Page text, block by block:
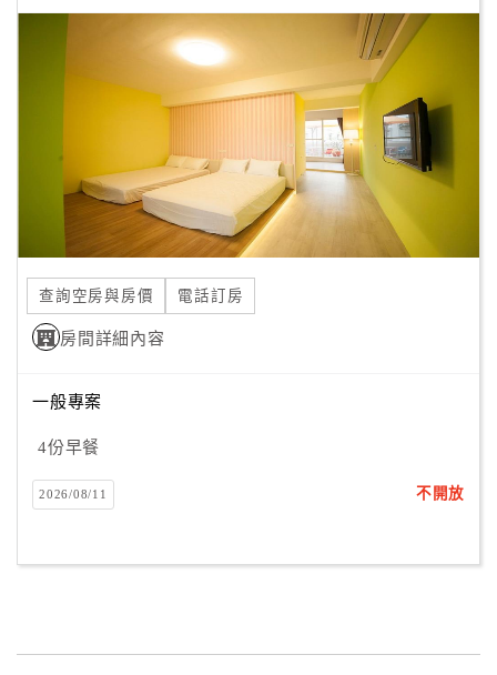
查詢空房與房價 電話訂房
房間詳細內容
一般專案
4份早餐
2026/08/11 不開放